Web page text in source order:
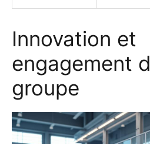
Innovation et
engagement
groupe